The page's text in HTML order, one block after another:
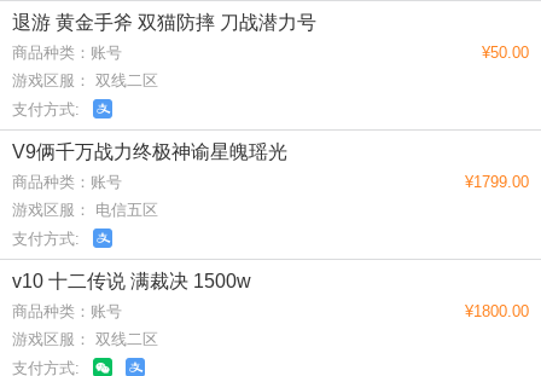
退游 黄金手斧 双猫防摔 刀战潜力号
商品种类：账号
游戏区服： 双线二区
支付方式:
¥50.00
V9俩千万战力终极神谕星魄瑶光
商品种类：账号
游戏区服： 电信五区
支付方式:
¥1799.00
v10 十二传说 满裁决 1500w
商品种类：账号
游戏区服： 双线二区
支付方式:
¥1800.00